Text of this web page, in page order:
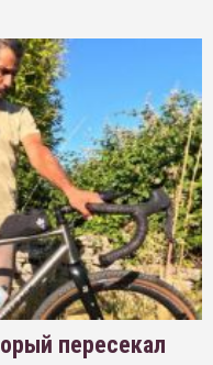
пересекал